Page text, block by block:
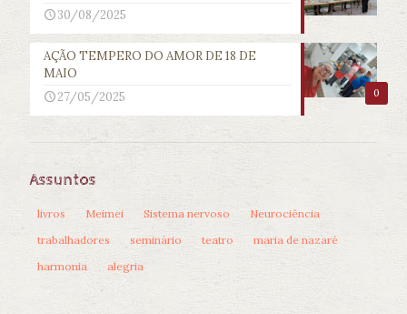
30/08/2025
0
AÇÃO TEMPERO DO AMOR DE 18 DE
MAIO
27/05/2025
Assuntos
livros Meimei Sistema nervoso
Neurociência
trabalhadores
seminário teatro
maria de nazaré
harmonia
alegria